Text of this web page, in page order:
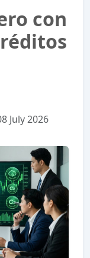
con
July 2026